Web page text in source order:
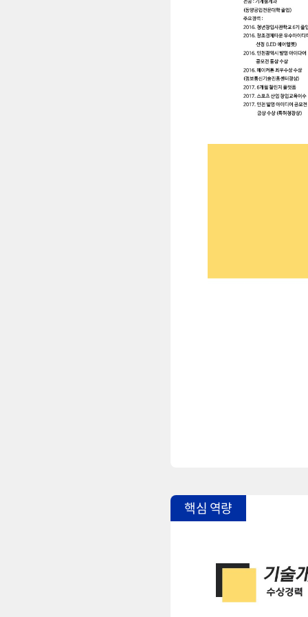
핵심 역량